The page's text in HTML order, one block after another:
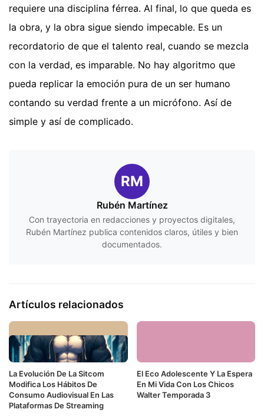
requiere una disciplina férrea. Al final, lo que queda es
la obra, y la obra sigue siendo impecable. Es un
recordatorio de que el talento real, cuando se mezcla
con la verdad, es imparable. No hay algoritmo que
pueda replicar la emoción pura de un ser humano
contando su verdad frente a un micrófono. Así de
simple y así de complicado.
RM
Rubén Martínez
Con trayectoria en redacciones y proyectos digitales,
Rubén Martínez publica contenidos claros, útiles y bien
documentados.
Artículos relacionados
La Evolución De La Sitcom
Modifica Los Hábitos De
Consumo Audiovisual En Las
Plataformas De Streaming
El Eco Adolescente Y La Espera
En Mi Vida Con Los Chicos
Walter Temporada 3